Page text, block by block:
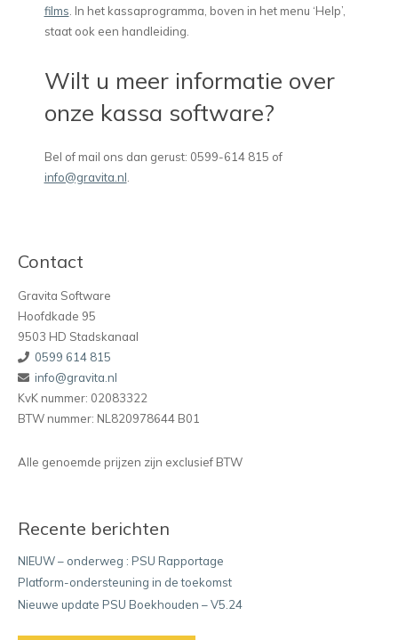
films . In het kassaprogramma, boven in het menu ‘Help’,
staat ook een handleiding.
Wilt u meer informatie over
onze kassa software?
Bel of mail ons dan gerust: 0599-614 815 of
info@gravita.nl
Contact
Gravita Software
Hoofdkade 95
9503 HD Stadskanaal
0599 614 815
info@gravita.nl
KvK nummer: 02083322
BTW nummer: NL820978644 B01
Alle genoemde prijzen zijn exclusief BTW
Recente berichten
NIEUW – onderweg : PSU Rapportage
Platform-ondersteuning in de toekomst
Nieuwe update PSU Boekhouden – V5.24